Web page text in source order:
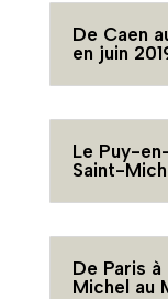
De Caen
en juin
Le Puy-
Saint-
De Paris
Michel au